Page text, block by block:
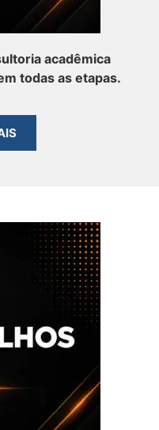
acadêmica
todas as etapas.